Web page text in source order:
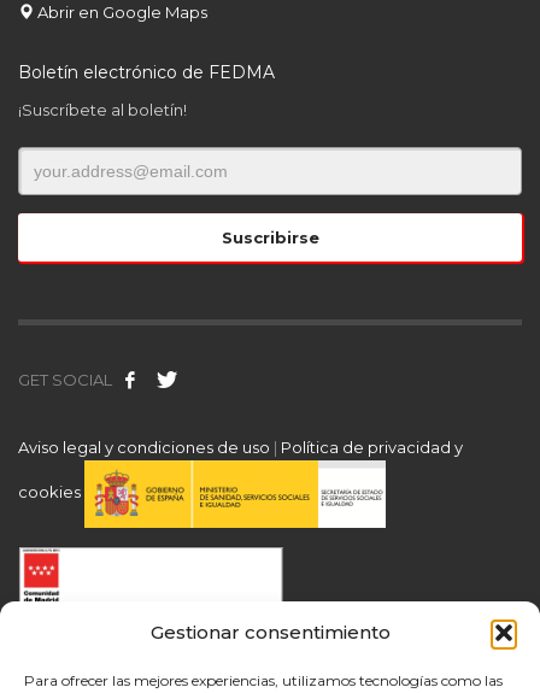
Gestionar consentimiento
Para ofrecer las mejores experiencias, utilizamos tecnologías como las
Abrir en Google Maps
Boletín electrónico de FEDMA
¡Suscríbete al boletín!
GET SOCIAL
Aviso legal y condiciones de uso | Política de privacidad y
cookies